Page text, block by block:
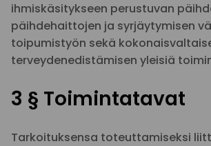
ihmiskäsitykseen perustuvan
päihdehaittojen ja syrjäytymisen
toipumistyön sekä
terveydenedistämisen yleisiä
3 § Toimintatavat
Tarkoituksensa toteuttamiseksi